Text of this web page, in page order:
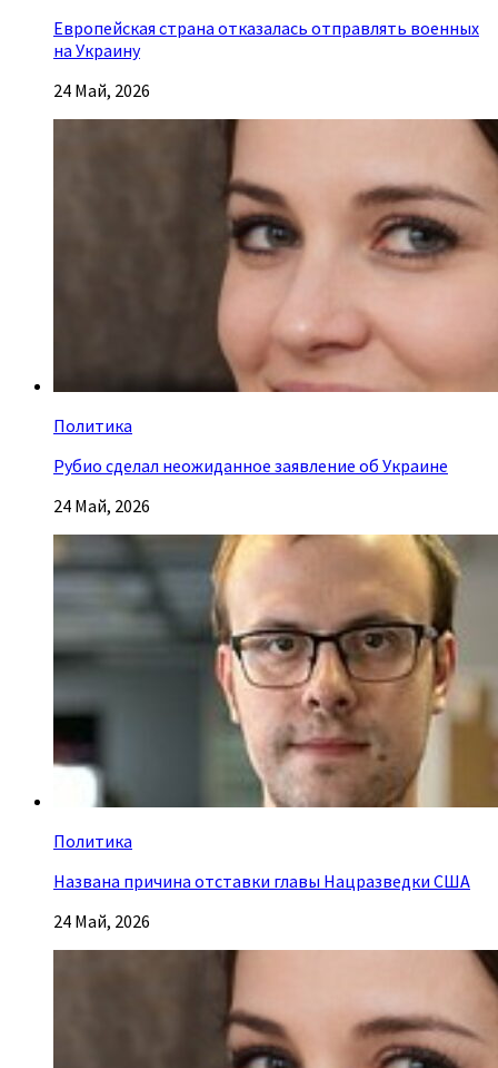
Европейская страна отказалась отправлять военных
на Украину
24 Май, 2026
Политика
Рубио сделал неожиданное заявление об Украине
24 Май, 2026
Политика
Названа причина отставки главы Нацразведки США
24 Май, 2026